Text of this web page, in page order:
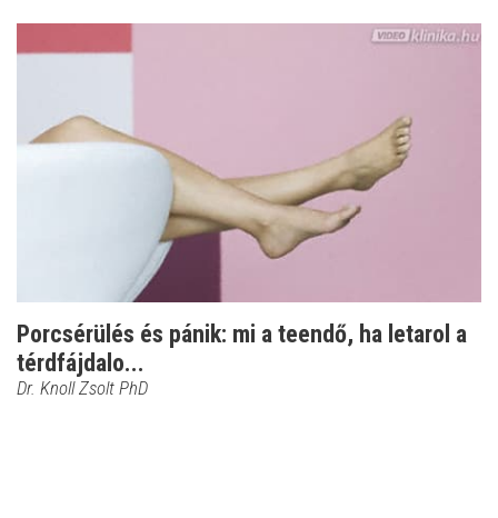
Porcsérülés és pánik: mi a teendő, ha letarol a
térdfájdalo...
Dr. Knoll Zsolt PhD